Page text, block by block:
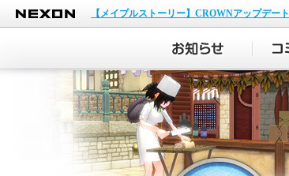
NEXON
【メイプルストーリー】CROWNアップデート